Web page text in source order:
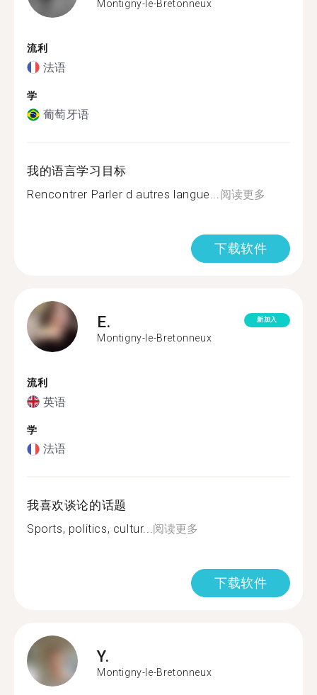
Montigny-le-Bretonneux
流利
法语
学
葡萄牙语
我的语言学习目标
Rencontrer Parler d autres langue...阅读更多
下载软件
E.
Montigny-le-Bretonneux
新加入
流利
英语
学
法语
我喜欢谈论的话题
Sports, politics, cultur...阅读更多
下载软件
Y.
Montigny-le-Bretonneux